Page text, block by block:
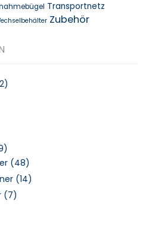
Transportnetz
Zubehör
(48)
(14)
(7)